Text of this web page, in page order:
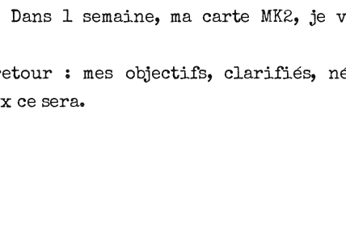
1 semaine, ma carte MK2, je
: mes objectifs, clarifiés,
ce sera.